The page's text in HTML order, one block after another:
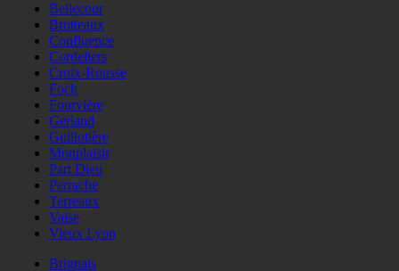
Bellecour
Brotteaux
Confluence
Cordeliers
Croix-Rousse
Foch
Fourvière
Gerland
Guillotière
Monplaisir
Part Dieu
Perrache
Terreaux
Vaise
Vieux Lyon
Brignais